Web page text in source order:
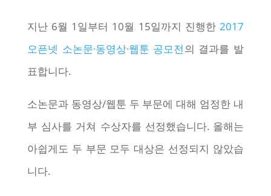
지난 6월 1일부터 10월 15일까지 진행한2017
오픈넷 소논문·동영상·웹툰 공모전의 결과를 발
표합니다.
소논문과 동영상/웹툰 두 부문에 대해 엄정한 내
부 심사를 거쳐 수상자를 선정했습니다. 올해는
아쉽게도 두 부문 모두 대상은 선정되지 않았습
니다.